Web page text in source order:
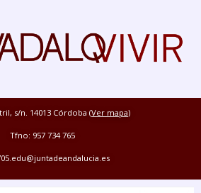
s/n. 14013 Córdoba (Ver mapa)
Tfno: 957 734 765